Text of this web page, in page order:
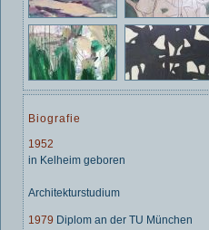
Biografie
1952
in Kelheim geboren
Architekturstudium
1979 Diplom an der TU München